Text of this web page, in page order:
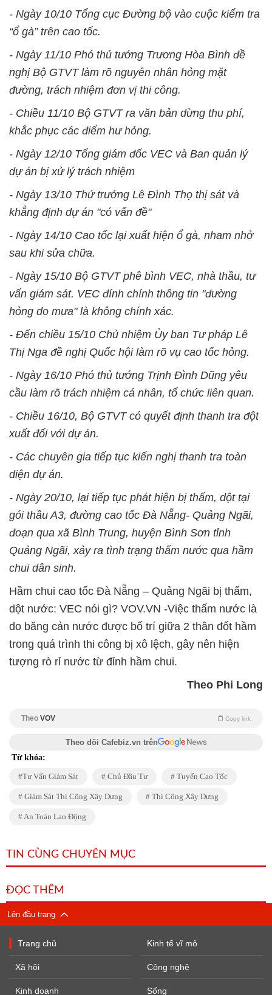
- Ngày 10/10 Tổng cục Đường bộ vào cuộc kiểm tra
“ổ gà” trên cao tốc.
- Ngày 11/10 Phó thủ tướng Trương Hòa Bình đề
nghị Bộ GTVT làm rõ nguyên nhân hỏng mặt
đường, trách nhiệm đơn vị thi công.
- Chiều 11/10 Bộ GTVT ra văn bản dừng thu phí,
khắc phục các điểm hư hỏng.
- Ngày 12/10 Tổng giám đốc VEC và Ban quản lý
dự án bị xử lý trách nhiệm
- Ngày 13/10 Thứ trưởng Lê Đình Thọ thị sát và
khẳng định dự án "có vấn đề"
- Ngày 14/10 Cao tốc lại xuất hiện ổ gà, nham nhở
sau khi sửa chữa.
- Ngày 15/10 Bộ GTVT phê bình VEC, nhà thầu, tư
vấn giám sát. VEC đính chính thông tin "đường
hỏng do mưa" là không chính xác.
- Đến chiều 15/10 Chủ nhiệm Ủy ban Tư pháp Lê
Thị Nga đề nghị Quốc hội làm rõ vụ cao tốc hỏng.
- Ngày 16/10 Phó thủ tướng Trịnh Đình Dũng yêu
cầu làm rõ trách nhiệm cá nhân, tổ chức liên quan.
- Chiều 16/10, Bộ GTVT có quyết định thanh tra đột
xuất đối với dự án.
- Các chuyên gia tiếp tục kiến nghị thanh tra toàn
diện dự án.
- Ngày 20/10, lại tiếp tục phát hiện bị thấm, dột tại
gói thầu A3, đường cao tốc Đà Nẵng- Quảng Ngãi,
đoạn qua xã Bình Trung, huyện Bình Sơn tỉnh
Quảng Ngãi, xảy ra tình trạng thấm nước qua hầm
chui dân sinh.
Hầm chui cao tốc Đà Nẵng – Quảng Ngãi bị thấm,
dột nước: VEC nói gì? VOV.VN -Việc thấm nước là
do băng cản nước được bố trí giữa 2 thân đốt hầm
trong quá trình thi công bị xô lệch, gây nên hiện
tượng rò rỉ nước từ đỉnh hầm chui.
Theo Phi Long
Theo VOV Copy link
Theo dõi Cafebiz.vn trên
Từ khóa:
Tư Vấn Giám Sát Chủ Đầu Tư Tuyến Cao Tốc
Giám Sát Thi Công Xây Dựng Thi Công Xây Dựng
An Toàn Lao Động
TIN CÙNG CHUYÊN MỤC
ĐỌC THÊM
Lên đầu trang
Trang chủ
Xã hội
Kinh doanh
Kinh tế vĩ mô
Công nghệ
Sống